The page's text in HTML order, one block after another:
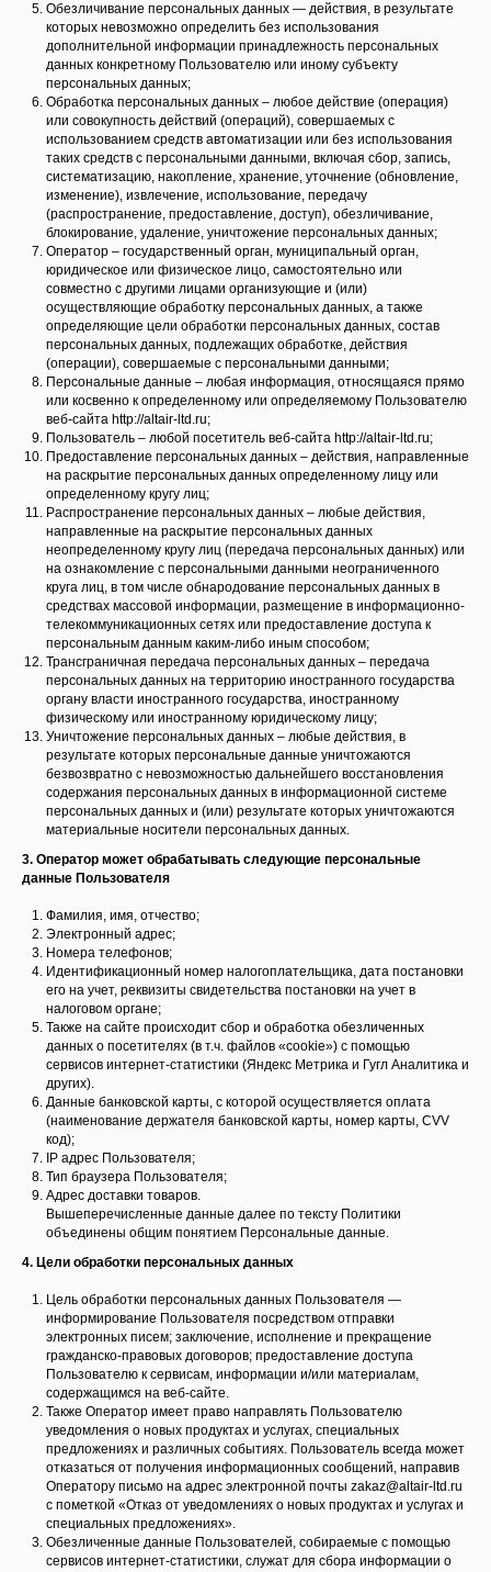
Обезличивание персональных данных — действия, в результате
которых невозможно определить без использования
дополнительной информации принадлежность персональных
данных конкретному Пользователю или иному субъекту
персональных данных;
Обработка персональных данных – любое действие (операция)
или совокупность действий (операций), совершаемых с
использованием средств автоматизации или без использования
таких средств с персональными данными, включая сбор, запись,
систематизацию, накопление, хранение, уточнение (обновление,
изменение), извлечение, использование, передачу
(распространение, предоставление, доступ), обезличивание,
блокирование, удаление, уничтожение персональных данных;
Оператор – государственный орган, муниципальный орган,
юридическое или физическое лицо, самостоятельно или
совместно с другими лицами организующие и (или)
осуществляющие обработку персональных данных, а также
определяющие цели обработки персональных данных, состав
персональных данных, подлежащих обработке, действия
(операции), совершаемые с персональными данными;
Персональные данные – любая информация, относящаяся прямо
или косвенно к определенному или определяемому Пользователю
веб-сайта http://altair-ltd.ru;
Пользователь – любой посетитель веб-сайта http://altair-ltd.ru;
Предоставление персональных данных – действия, направленные
на раскрытие персональных данных определенному лицу или
определенному кругу лиц;
Распространение персональных данных – любые действия,
направленные на раскрытие персональных данных
неопределенному кругу лиц (передача персональных данных) или
на ознакомление с персональными данными неограниченного
круга лиц, в том числе обнародование персональных данных в
средствах массовой информации, размещение в информационно-
телекоммуникационных сетях или предоставление доступа к
персональным данным каким-либо иным способом;
Трансграничная передача персональных данных – передача
персональных данных на территорию иностранного государства
органу власти иностранного государства, иностранному
физическому или иностранному юридическому лицу;
Уничтожение персональных данных – любые действия, в
результате которых персональные данные уничтожаются
безвозвратно с невозможностью дальнейшего восстановления
содержания персональных данных в информационной системе
персональных данных и (или) результате которых уничтожаются
материальные носители персональных данных.
3. Оператор может обрабатывать следующие персональные
данные Пользователя
Фамилия, имя, отчество;
Электронный адрес;
Номера телефонов;
Идентификационный номер налогоплательщика, дата постановки
его на учет, реквизиты свидетельства постановки на учет в
налоговом органе;
Также на сайте происходит сбор и обработка обезличенных
данных о посетителях (в т.ч. файлов «cookie») с помощью
сервисов интернет-статистики (Яндекс Метрика и Гугл Аналитика и
других).
Данные банковской карты, с которой осуществляется оплата
(наименование держателя банковской карты, номер карты, CVV
код);
IP адрес Пользователя;
Тип браузера Пользователя;
Адрес доставки товаров.
Вышеперечисленные данные далее по тексту Политики
объединены общим понятием Персональные данные.
4. Цели обработки персональных данных
Цель обработки персональных данных Пользователя —
информирование Пользователя посредством отправки
электронных писем; заключение, исполнение и прекращение
гражданско-правовых договоров; предоставление доступа
Пользователю к сервисам, информации и/или материалам,
содержащимся на веб-сайте.
Также Оператор имеет право направлять Пользователю
уведомления о новых продуктах и услугах, специальных
предложениях и различных событиях. Пользователь всегда может
отказаться от получения информационных сообщений, направив
Оператору письмо на адрес электронной почты zakaz@altair-ltd.ru
с пометкой «Отказ от уведомлениях о новых продуктах и услугах и
специальных предложениях».
Обезличенные данные Пользователей, собираемые с помощью
сервисов интернет-статистики, служат для сбора информации о